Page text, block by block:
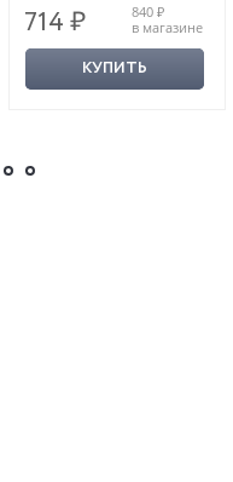
714 ₽
840 ₽
в магазине
КУПИТЬ